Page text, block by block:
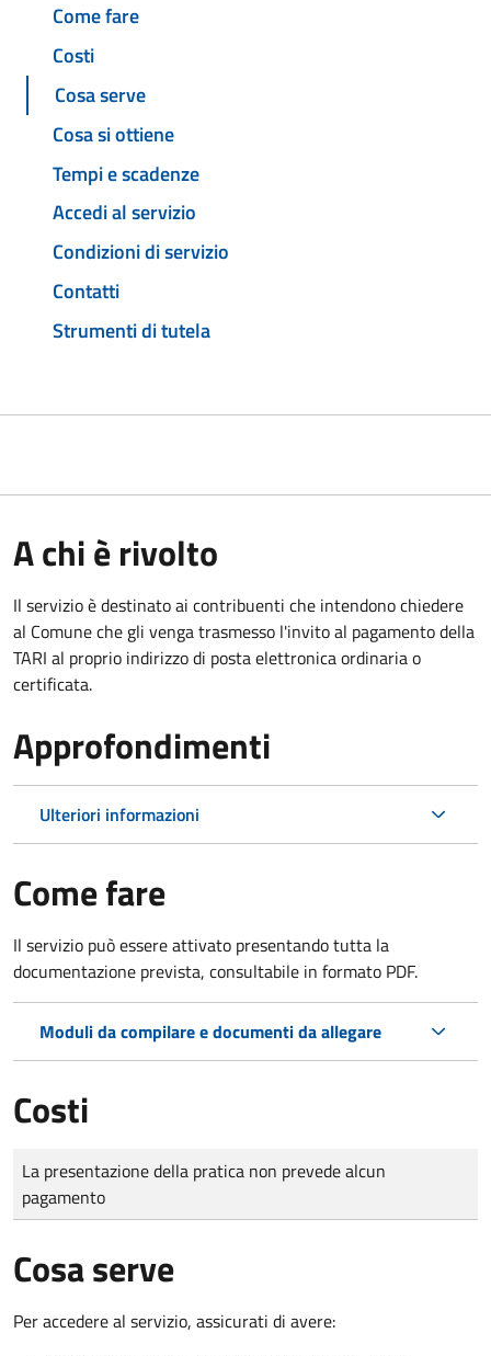
Come fare
Costi
Cosa serve
Cosa si ottiene
Tempi e scadenze
Accedi al servizio
Condizioni di servizio
Contatti
Strumenti di tutela
A chi è rivolto
Il servizio è destinato ai contribuenti che intendono chiedere
al Comune che gli venga trasmesso l'invito al pagamento della
TARI al proprio indirizzo di posta elettronica ordinaria o
certificata.
Approfondimenti
Ulteriori informazioni
Come fare
Il servizio può essere attivato presentando tutta la
documentazione prevista, consultabile in formato PDF.
Moduli da compilare e documenti da allegare
Costi
Tipo di pagamento
Importo
La presentazione della pratica non prevede alcun
pagamento
Cosa serve
Per accedere al servizio, assicurati di avere: